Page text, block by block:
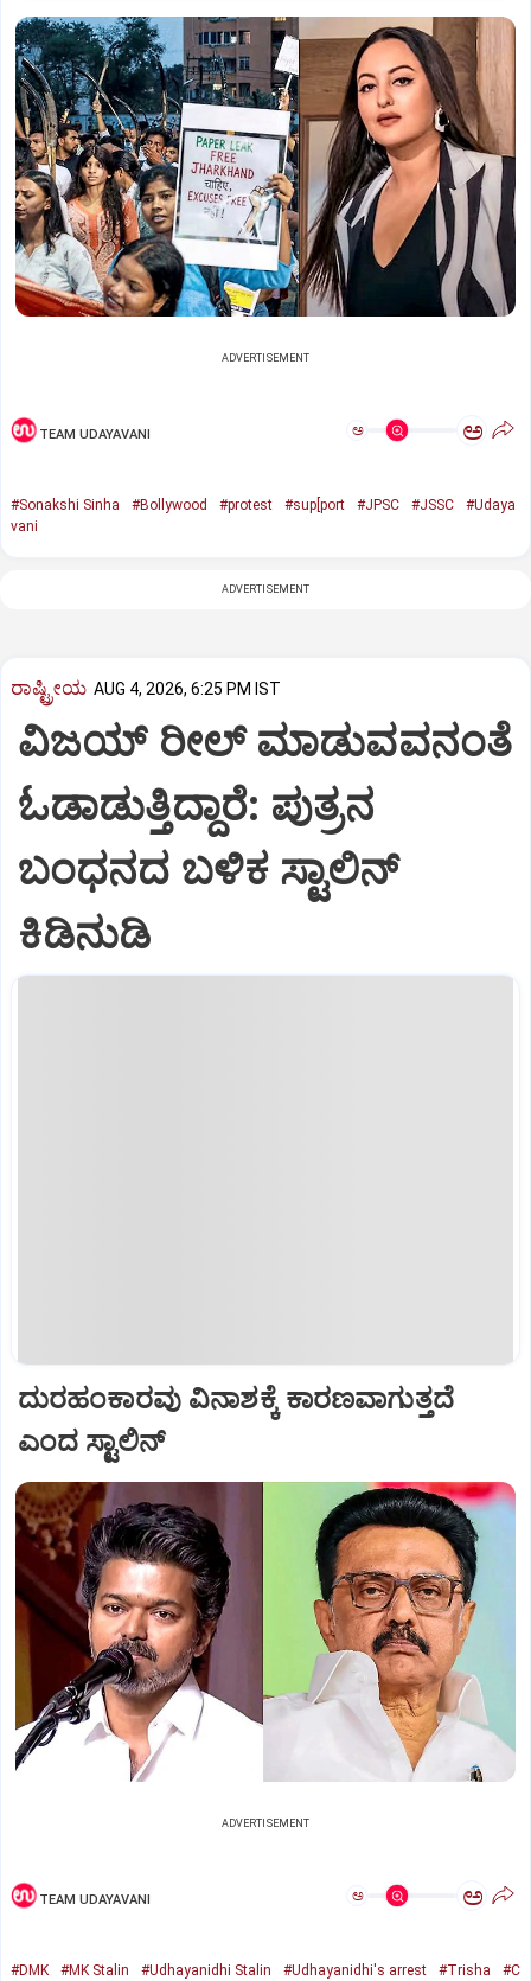
ADVERTISEMENT
TEAM UDAYAVANI ಅ ಅ
#Sonakshi Sinha #Bollywood #protest #sup[port #JPSC #JSSC
#Udaya
vani
ADVERTISEMENT
ರಾಷ್ಟ್ರೀಯ AUG 4, 2026, 6:25 PM IST
ವಿಜಯ್ ರೀಲ್ ಮಾಡುವವನಂತೆ
ಓಡಾಡುತ್ತಿದ್ದಾರೆ: ಪುತ್ರನ
ಬಂಧನದ ಬಳಿಕ ಸ್ಟಾಲಿನ್‌
ಕಿಡಿನುಡಿ
ದುರಹಂಕಾರವು ವಿನಾಶಕ್ಕೆ ಕಾರಣವಾಗುತ್ತದೆ
ಎಂದ ಸ್ಟಾಲಿನ್
ADVERTISEMENT
TEAM UDAYAVANI ಅ ಅ
#DMK #MK Stalin #Udhayanidhi Stalin #Udhayanidhi's arrest #Trisha
#C